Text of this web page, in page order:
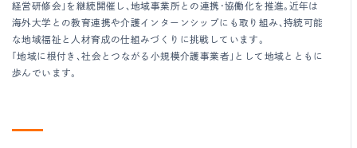
経営研修会」を継続開催し、地域事業所との連携・協働化を推進。近年は
海外大学との教育連携や介護インターンシップにも取り組み、持続可能
な地域福祉と人材育成の仕組みづくりに挑戦しています。
「地域に根付き、社会とつながる小規模介護事業者」として地域とともに
歩んでいます。